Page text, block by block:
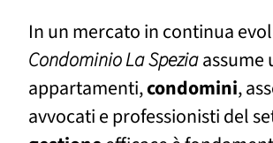
In un mercato in continua
Condominio La Speziaassume
appartamenti,condomini,
avvocati e professionisti del